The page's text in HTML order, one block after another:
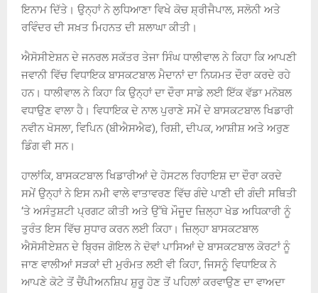
ਇਨਾਮ ਦਿੱਤੇ। ਉਨ੍ਹਾਂ ਨੇ ਲੁਧਿਆਣਾ ਵਿਖੇ ਕੋਚ ਸ਼੍ਰੀਜੈਪਾਲ, ਸਲੋਨੀ ਅਤੇ
ਰਵਿੰਦਰ ਦੀ ਸਖ਼ਤ ਮਿਹਨਤ ਦੀ ਸ਼ਲਾਘਾ ਕੀਤੀ।
ਐਸੋਸੀਏਸ਼ਨ ਦੇ ਜਨਰਲ ਸਕੱਤਰ ਤੇਜਾ ਸਿੰਘ ਧਾਲੀਵਾਲ ਨੇ ਕਿਹਾ ਕਿ ਆਪਣੀ
ਜਵਾਨੀ ਵਿੱਚ ਵਿਧਾਇਕ ਬਾਸਕਟਬਾਲ ਮੈਦਾਨਾਂ ਦਾ ਨਿਯਮਤ ਦੌਰਾ ਕਰਦੇ ਰਹੇ
ਹਨ। ਧਾਲੀਵਾਲ ਨੇ ਕਿਹਾ ਕਿ ਉਨ੍ਹਾਂ ਦਾ ਦੌਰਾ ਸਾਡੇ ਲਈ ਇੱਕ ਵੱਡਾ ਮਨੋਬਲ
ਵਧਾਉਣ ਵਾਲਾ ਹੈ। ਵਿਧਾਇਕ ਦੇ ਨਾਲ ਪੁਰਾਣੇ ਸਮੇਂ ਦੇ ਬਾਸਕਟਬਾਲ ਖਿਡਾਰੀ
ਨਵੀਨ ਖੋਸਲਾ, ਵਿਪਿਨ (ਬੀਐਸਐਫ), ਰਿਸ਼ੀ, ਦੀਪਕ, ਆਸ਼ੀਸ਼ ਅਤੇ ਅਰੁਣ
ਡਿੰਗ ਵੀ ਸਨ।
ਹਾਲਾਂਕਿ, ਬਾਸਕਟਬਾਲ ਖਿਡਾਰੀਆਂ ਦੇ ਹੋਸਟਲ ਰਿਹਾਇਸ਼ ਦਾ ਦੌਰਾ ਕਰਦੇ
ਸਮੇਂ ਉਨ੍ਹਾਂ ਨੇ ਇਸ ਨਮੀ ਵਾਲੇ ਵਾਤਾਵਰਣ ਵਿੱਚ ਗੰਦੇ ਪਾਣੀ ਦੀ ਗੰਦੀ ਸਥਿਤੀ
‘ਤੇ ਅਸੰਤੁਸ਼ਟੀ ਪ੍ਰਗਟ ਕੀਤੀ ਅਤੇ ਉੱਥੇ ਮੌਜੂਦ ਜ਼ਿਲ੍ਹਾ ਖੇਡ ਅਧਿਕਾਰੀ ਨੂੰ
ਤੁਰੰਤ ਇਸ ਵਿੱਚ ਸੁਧਾਰ ਕਰਨ ਲਈ ਕਿਹਾ। ਜ਼ਿਲ੍ਹਾ ਬਾਸਕਟਬਾਲ
ਐਸੋਸੀਏਸ਼ਨ ਦੇ ਬ੍ਰਿਜ ਗੋਇਲ ਨੇ ਦੋਵਾਂ ਪਾਸਿਆਂ ਦੇ ਬਾਸਕਟਬਾਲ ਕੋਰਟਾਂ ਨੂੰ
ਜਾਣ ਵਾਲੀਆਂ ਸੜਕਾਂ ਦੀ ਮੁਰੰਮਤ ਲਈ ਵੀ ਕਿਹਾ, ਜਿਸਨੂੰ ਵਿਧਾਇਕ ਨੇ
ਆਪਣੇ ਕੋਟੇ ਤੋਂ ਚੈਂਪੀਅਨਸ਼ਿਪ ਸ਼ੁਰੂ ਹੋਣ ਤੋਂ ਪਹਿਲਾਂ ਕਰਵਾਉਣ ਦਾ ਵਾਅਦਾ